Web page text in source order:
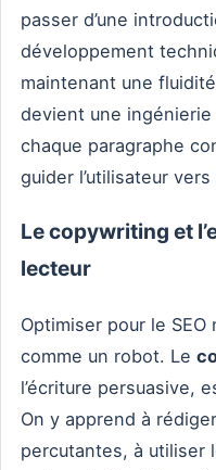
passer d’une
développement
maintenant une
devient une
chaque paragraphe
guider l’utilisateur vers
Le copywriting et
lecteur
Optimiser pour le
comme un robot. Le
l’écriture persuasive,
On y apprend à
percutantes, à utiliser